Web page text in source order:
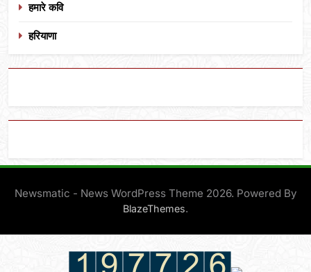
हमारे कवि
हरियाणा
Newsmatic - News WordPress Theme 2026. Powered By
BlazeThemes.